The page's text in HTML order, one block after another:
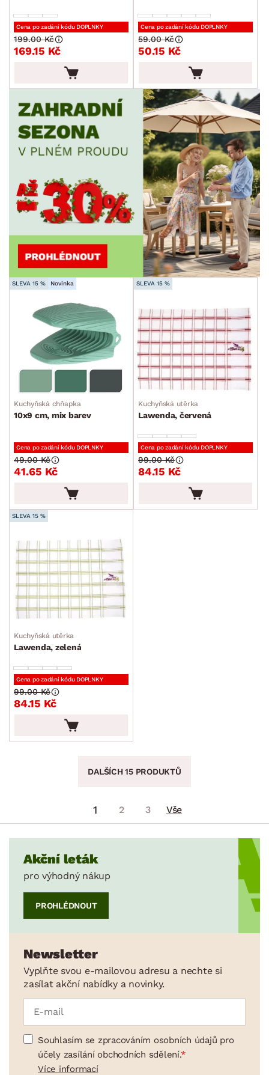
Cena po zadání kódu DOPLNKY
169.15 Kč
199.00 Kč
Cena po zadání kódu DOPLNKY
50.15 Kč
59.00 Kč
SLEVA 15 % Novinka
Kuchyňská chňapka
10x9 cm, mix barev
Cena po zadání kódu DOPLNKY
41.65 Kč
49.00 Kč
SLEVA 15 %
Kuchyňská utěrka
Lawenda, červená
Cena po zadání kódu DOPLNKY
84.15 Kč
99.00 Kč
SLEVA 15 %
Kuchyňská utěrka
Lawenda, zelená
Cena po zadání kódu DOPLNKY
84.15 Kč
99.00 Kč
DALŠÍCH 15 PRODUKTŮ
1 2 3 Vše
Akční leták
pro výhodný nákup
PROHLÉDNOUT
Newsletter
Vyplňte svou e-mailovou adresu a nechte si
zasílat akční nabídky a novinky.
Souhlasím se zpracováním osobních údajů pro
účely zasílání obchodních sdělení.
Více informací